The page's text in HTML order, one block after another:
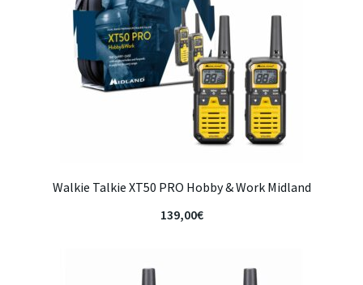
Walkie Talkie XT50 PRO Hobby & Work Midland
139,00€